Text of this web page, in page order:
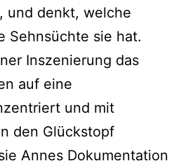
und denkt, welche
Sehnsüchte sie hat.
Inszenierung das
auf eine
und mit
den Glückstopf
Annes Dokumentation